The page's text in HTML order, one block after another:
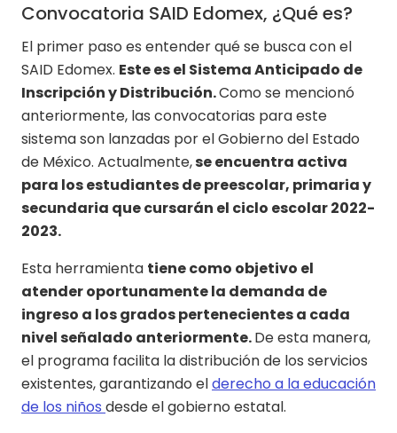
Convocatoria SAID Edomex, ¿Qué es?
El primer paso es entender qué se busca con el
SAID Edomex. Este es el Sistema Anticipado de
Inscripción y Distribución.Como se mencionó
anteriormente, las convocatorias para este
sistema son lanzadas por el Gobierno del Estado
de México. Actualmente,se encuentra activa
para los estudiantes de preescolar, primaria y
secundaria que cursarán el ciclo escolar 2022-
2023.
Esta herramienta tiene como objetivo el
atender oportunamente la demanda de
ingreso a los grados pertenecientes a cada
nivel señalado anteriormente.De esta manera,
el programa facilita la distribución de los servicios
existentes, garantizando elderecho a la educación
de los niños desde el gobierno estatal.